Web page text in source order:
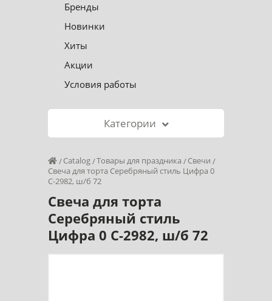
Бренды
Новинки
Хиты
Акции
Условия работы
Категории
Catalog Товары для праздника
Свечи
Свеча для торта Серебряный стиль Цифра 0
С-2982, ш/б 72
Свеча для торта
Серебряный стиль
Цифра 0 С-2982, ш/б 72